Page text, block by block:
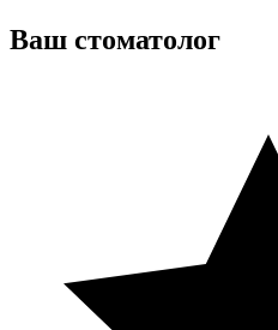
Ваш стоматолог